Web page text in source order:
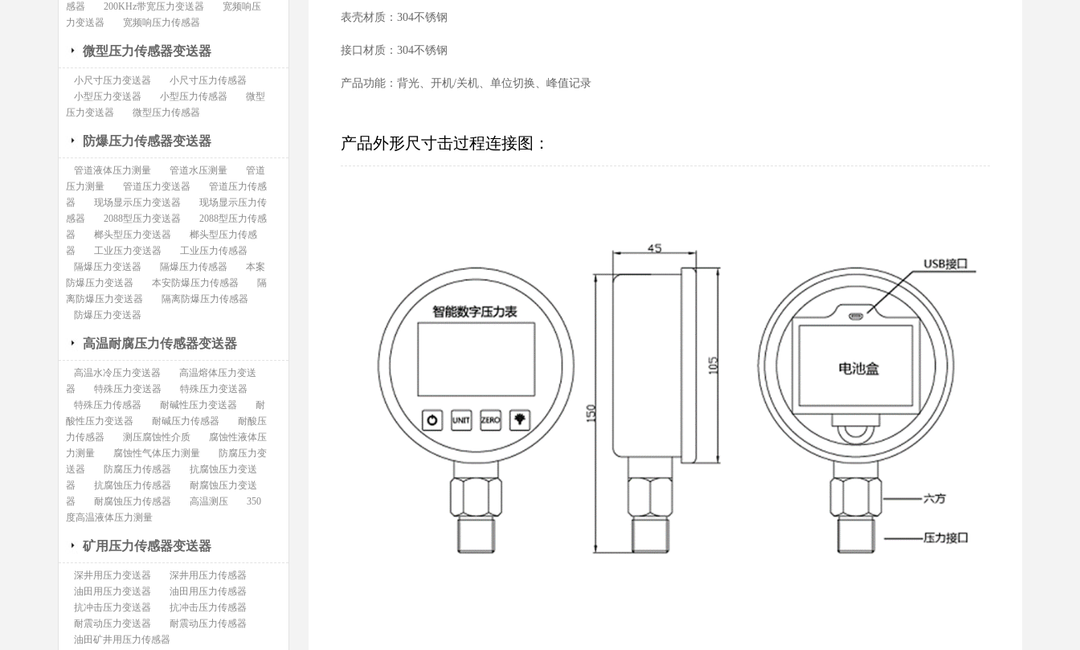
表壳材质：304不锈钢
接口材质：304不锈钢
产品功能：背光、开机/关机、单位切换、峰值记录
产品外形尺寸击过程连接图：
感器
200KHz带宽压力变送器
宽频响压
力变送器
宽频响压力传感器
微型压力传感器变送器
小尺寸压力变送器
小尺寸压力传感器
小型压力变送器
小型压力传感器
微型
压力变送器
微型压力传感器
防爆压力传感器变送器
管道液体压力测量 管道水压测量
管道
压力测量
管道压力变送器
管道压力传感
器
现场显示压力变送器
现场显示压力传
感器
2088型压力变送器
2088型压力传感
器
榔头型压力变送器
榔头型压力传感
器
工业压力变送器
工业压力传感器
隔爆压力变送器
隔爆压力传感器
本案
防爆压力变送器
本安防爆压力传感器
隔
离防爆压力变送器
隔离防爆压力传感器
防爆压力变送器
高温耐腐压力传感器变送器
高温水冷压力变送器
高温熔体压力变送
器
特殊压力变送器
特殊压力变送器
特殊压力传感器
耐碱性压力变送器
耐
酸性压力变送器
耐碱压力传感器
耐酸压
力传感器
测压腐蚀性介质
腐蚀性液体压
力测量
腐蚀性气体压力测量
防腐压力变
送器
防腐压力传感器
抗腐蚀压力变送
器
抗腐蚀压力传感器
耐腐蚀压力变送
器
耐腐蚀压力传感器 高温测压
350
度高温液体压力测量
矿用压力传感器变送器
深井用压力变送器
深井用压力传感器
油田用压力变送器
油田用压力传感器
抗冲击压力变送器
抗冲击压力传感器
耐震动压力变送器
耐震动压力传感器
油田矿井用压力传感器